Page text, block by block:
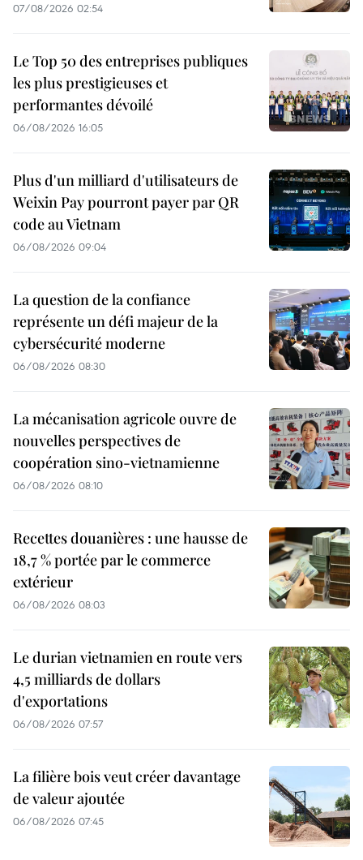
07/08/2026 02:54
Le Top 50 des entreprises publiques
les plus prestigieuses et
performantes dévoilé
06/08/2026 16:05
Plus d'un milliard d'utilisateurs de
Weixin Pay pourront payer par QR
code au Vietnam
06/08/2026 09:04
La question de la confiance
représente un défi majeur de la
cybersécurité moderne
06/08/2026 08:30
La mécanisation agricole ouvre de
nouvelles perspectives de
coopération sino-vietnamienne
06/08/2026 08:10
Recettes douanières : une hausse de
18,7 % portée par le commerce
extérieur
06/08/2026 08:03
Le durian vietnamien en route vers
4,5 milliards de dollars
d'exportations
06/08/2026 07:57
La filière bois veut créer davantage
de valeur ajoutée
06/08/2026 07:45